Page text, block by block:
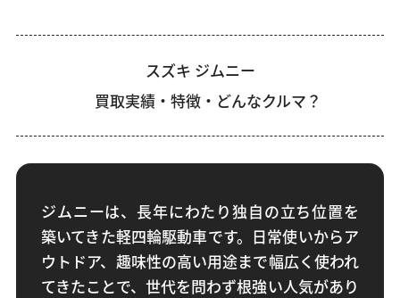
スズキ ジムニー
買取実績・特徴・どんなクルマ？
ジムニーは、長年にわたり独自の立ち位置を
築いてきた軽四輪駆動車です。日常使いからア
ウトドア、趣味性の高い用途まで幅広く使われ
てきたことで、世代を問わず根強い人気があり